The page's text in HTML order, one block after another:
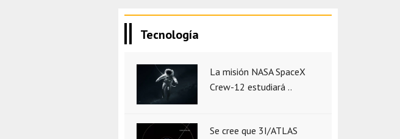
Tecnología
La misión NASA SpaceX
Crew-12 estudiará ..
Se cree que 3I/ATLAS